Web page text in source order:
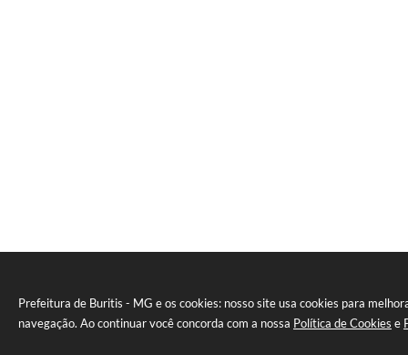
Prefeitura de Buritis - MG e os cookies: nosso site usa cookies para
navegação. Ao continuar você concorda com a nossa Política de Cookies e